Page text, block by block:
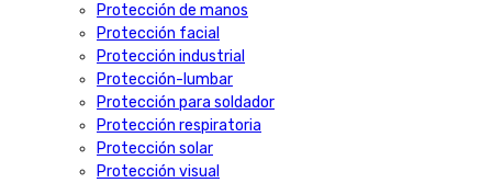
Protección de manos
Protección facial
Protección industrial
Protección-lumbar
Protección para soldador
Protección respiratoria
Protección solar
Protección visual